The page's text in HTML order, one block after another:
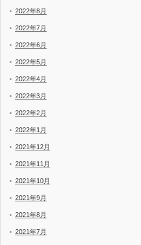
2022年8月
2022年7月
2022年6月
2022年5月
2022年4月
2022年3月
2022年2月
2022年1月
2021年12月
2021年11月
2021年10月
2021年9月
2021年8月
2021年7月